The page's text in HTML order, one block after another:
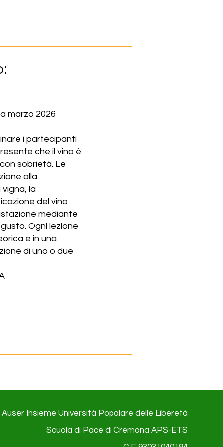
marzo 2026
i partecipanti
che il vino è
sobrietà. Le
alla
la
del vino
mediante
Ogni lezione
e in una
di uno o due
Auser Insieme Università Popolare delle Liberetà
Scuola di Pace di Cremona APS-ETS